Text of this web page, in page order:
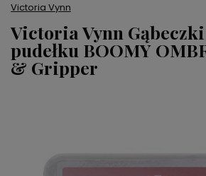
Victoria Vynn
Victoria Vynn
pudełku BOOMY
& Gripper